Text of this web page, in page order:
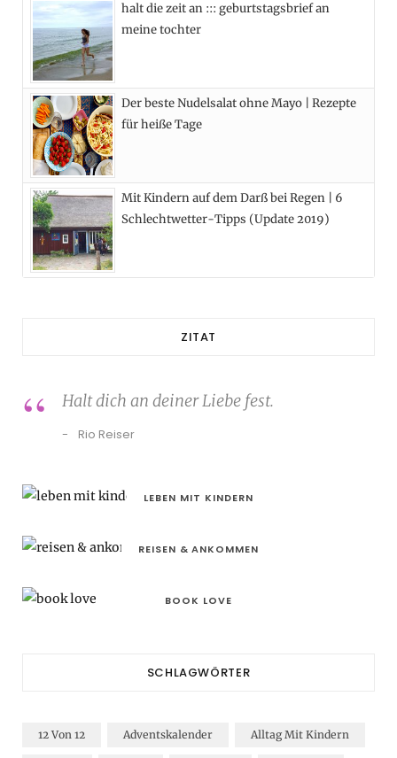
halt die zeit an ::: geburtstagsbrief an
meine tochter
Der beste Nudelsalat ohne Mayo | Rezepte
für heiße Tage
Mit Kindern auf dem Darß bei Regen | 6
Schlechtwetter-Tipps (Update 2019)
ZITAT
Halt dich an deiner Liebe fest.
Rio Reiser
LEBEN MIT KINDERN
REISEN & ANKOMMEN
BOOK LOVE
SCHLAGWÖRTER
12 Von 12 Adventskalender Alltag Mit Kindern